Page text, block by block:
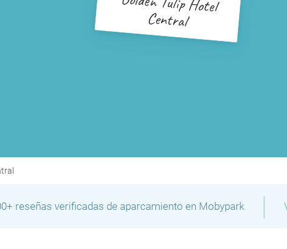
Central
reseñas verificadas de aparcamiento en Mobypark |